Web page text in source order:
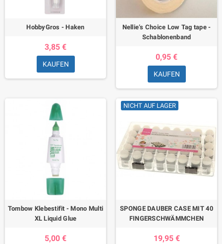
HobbyGros - Haken
3,85 €
KAUFEN
Nellie‘s Choice Low Tag tape -
Schablonenband
0,95 €
KAUFEN
Tombow Klebestifit - Mono Multi
XL Liquid Glue
5,00 €
NICHT AUF LAGER
SPONGE DAUBER CASE MIT 40
FINGERSCHWÄMMCHEN
19,95 €